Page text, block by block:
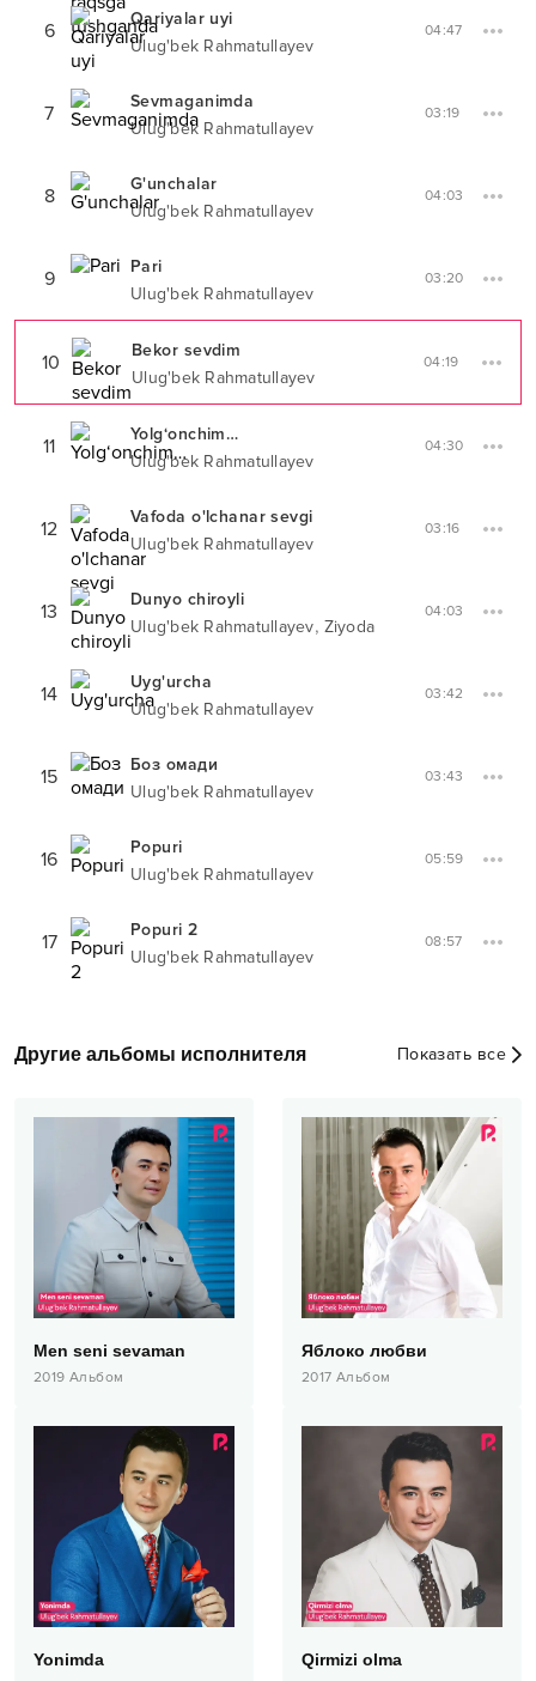
6
Qariyalar uyi
Ulug'bek Rahmatullayev
04:47
7
Sevmaganimda
Ulug'bek Rahmatullayev
03:19
8
G'unchalar
Ulug'bek Rahmatullayev
04:03
9
Pari
Ulug'bek Rahmatullayev
03:20
10
Bekor sevdim
Ulug'bek Rahmatullayev
04:19
11
Yolg‘onchim…
Ulug'bek Rahmatullayev
04:30
12
Vafoda o'lchanar sevgi
Ulug'bek Rahmatullayev
03:16
13
Dunyo chiroyli
Ulug'bek Rahmatullayev, Ziyoda
04:03
14
Uyg'urcha
Ulug'bek Rahmatullayev
03:42
15
Боз омади
Ulug'bek Rahmatullayev
03:43
16
Popuri
Ulug'bek Rahmatullayev
05:59
17
Popuri 2
Ulug'bek Rahmatullayev
08:57
Другие альбомы исполнителя Показать все
Men seni sevaman
2019 Альбом
Яблоко любви
2017 Альбом
Yonimda Qirmizi olma